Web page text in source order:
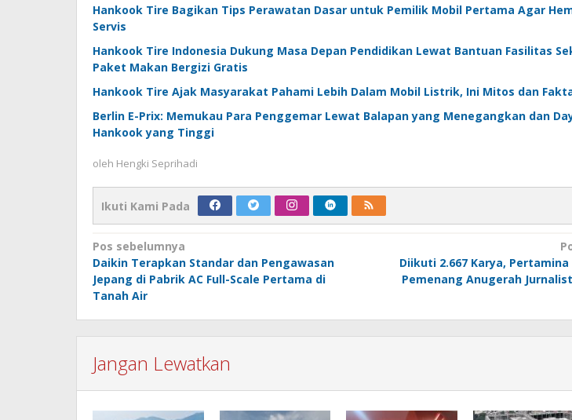
Hankook Tire Bagikan Tips Perawatan Dasar untuk Pemilik Mobil Pertama Agar
Servis
Hankook Tire Indonesia Dukung Masa Depan Pendidikan Lewat Bantuan Fasilitas
Paket Makan Bergizi Gratis
Hankook Tire Ajak Masyarakat Pahami Lebih Dalam Mobil Listrik, Ini Mitos dan
Berlin E-Prix: Memukau Para Penggemar Lewat Balapan yang Menegangkan dan
Hankook yang Tinggi
oleh Hengki Seprihadi
Ikuti Kami Pada
Navigasi
pos
Pos sebelumnya
Daikin Terapkan Standar dan Pengawasan
Jepang di Pabrik AC Full-Scale Pertama di
Tanah Air
Diikuti 2.667 Karya, Pertamina
Pemenang Anugerah
Jangan Lewatkan